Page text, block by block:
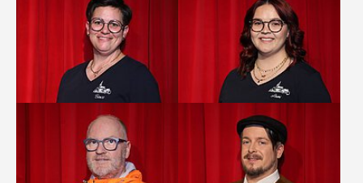
Show larger version Show larger version